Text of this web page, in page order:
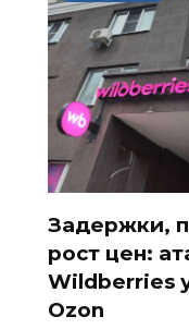
Задержки,
рост цен:
Wildberries
Ozon